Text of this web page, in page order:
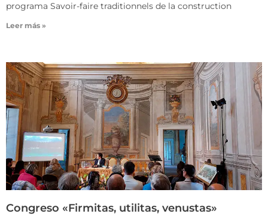
programa Savoir-faire traditionnels de la construction
Leer más »
Congreso «Firmitas, utilitas, venustas»